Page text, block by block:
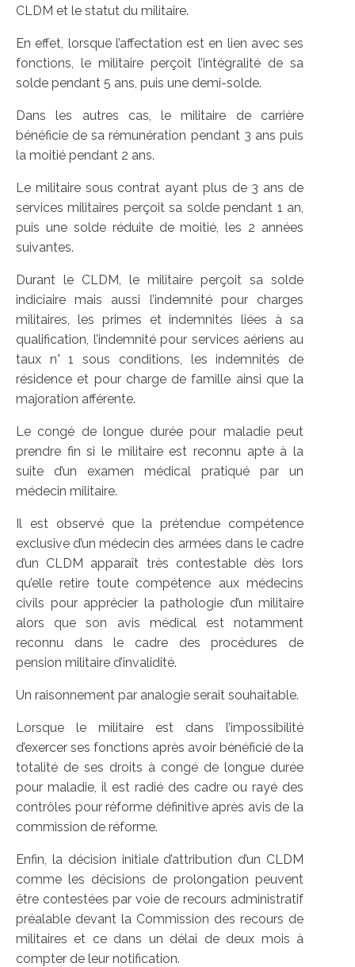
CLDM et le statut du militaire.
En effet, lorsque l’affectation est en lien avec ses
fonctions, le militaire perçoit l’intégralité de sa
solde pendant 5 ans, puis une demi-solde.
Dans les autres cas, le militaire de carrière
bénéficie de sa rémunération pendant 3 ans puis
la moitié pendant 2 ans.
Le militaire sous contrat ayant plus de 3 ans de
services militaires perçoit sa solde pendant 1 an,
puis une solde réduite de moitié, les 2 années
suivantes.
Durant le CLDM, le militaire perçoit sa solde
indiciaire mais aussi l’indemnité pour charges
militaires, les primes et indemnités liées à sa
qualification, l’indemnité pour services aériens au
taux n° 1 sous conditions, les indemnités de
résidence et pour charge de famille ainsi que la
majoration afférente.
Le congé de longue durée pour maladie peut
prendre fin si le militaire est reconnu apte à la
suite d’un examen médical pratiqué par un
médecin militaire.
Il est observé que la prétendue compétence
exclusive d’un médecin des armées dans le cadre
d’un CLDM apparaît très contestable dès lors
qu’elle retire toute compétence aux médecins
civils pour apprécier la pathologie d’un militaire
alors que son avis médical est notamment
reconnu dans le cadre des procédures de
pension militaire d’invalidité.
Un raisonnement par analogie serait souhaitable.
Lorsque le militaire est dans l’impossibilité
d’exercer ses fonctions après avoir bénéficié de la
totalité de ses droits à congé de longue durée
pour maladie, il est radié des cadre ou rayé des
contrôles pour réforme définitive après avis de la
commission de réforme.
Enfin, la décision initiale d’attribution d’un CLDM
comme les décisions de prolongation peuvent
être contestées par voie de recours administratif
préalable devant la Commission des recours de
militaires et ce dans un délai de deux mois à
compter de leur notification.